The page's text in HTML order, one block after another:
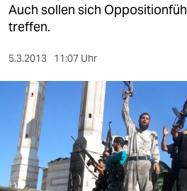
gesellschaft
kultur
sport
berlin
nord
wahrheit
Auch sollen sich
treffen.
5.3.2013 11:07 Uhr